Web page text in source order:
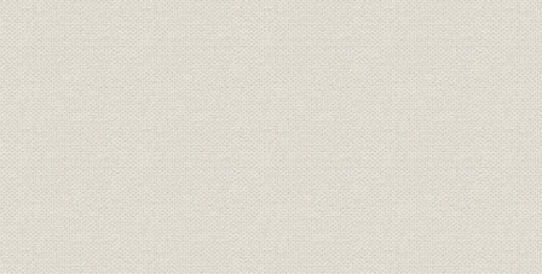
1. 従業員数の推移
2. 従業員管理制度および労働条件
(1) 従業員管理区分
(2) 勤労・就業管理
(3) 賃金・昇給制度